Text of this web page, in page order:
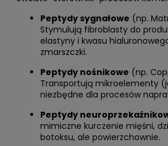
Peptydy sygnałowe (np.
Stymulują fibroblasty do
elastyny i kwasu
zmarszczki.
Peptydy nośnikowe (np.
Transportują mikroelementy
niezbędne dla procesów
Peptydy
mimiczne kurczenie mięśni,
botoksu, ale powierzchownie.